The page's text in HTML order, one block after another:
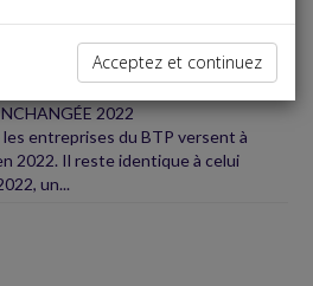
2022
entreprises du BTP versent à
2022. Il reste identique à celui
un...
Acceptez et continuez